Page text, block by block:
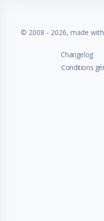
© 2008 - 2026, made with
Changelog
Conditions